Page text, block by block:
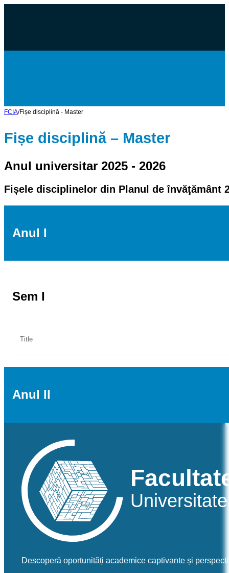
FCIA/Fișe disciplină - Master
Fișe disciplină – Master
Anul universitar 2025 - 2026
Fișele disciplinelor din Planul de învăţământ
Anul I
Sem I
Title
MASD113-Fundamentele-procesării-distribuite-(FPD)
MASD112-Protocoale-de-securitate
Anul II
Sem I
Title
MAS215-Managementul-proiectelor-software-opt.P1
Descoperă oportunități academice captivante și